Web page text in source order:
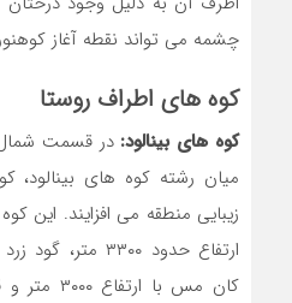
چشمه می تواند نقطه آغاز
کوه های اطراف روستا
کوه های بینالود: در قسمت
میان رشته کوه های بینالود،
زیبایی منطقه می افزایند. این کوه
کان مس با